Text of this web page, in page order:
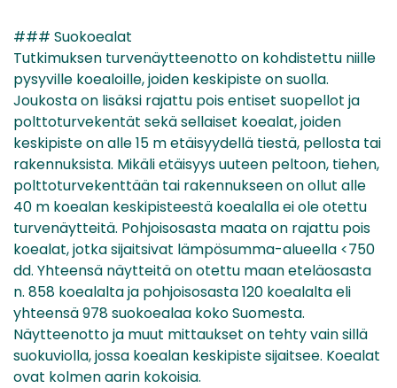
### Suokoealat
Tutkimuksen turvenäytteenotto on kohdistettu niille
pysyville koealoille, joiden keskipiste on suolla.
Joukosta on lisäksi rajattu pois entiset suopellot ja
polttoturvekentät sekä sellaiset koealat, joiden
keskipiste on alle 15 m etäisyydellä tiestä, pellosta tai
rakennuksista. Mikäli etäisyys uuteen peltoon, tiehen,
polttoturvekenttään tai rakennukseen on ollut alle
40 m koealan keskipisteestä koealalla ei ole otettu
turvenäytteitä. Pohjoisosasta maata on rajattu pois
koealat, jotka sijaitsivat lämpösumma-alueella <750
dd. Yhteensä näytteitä on otettu maan eteläosasta
n. 858 koealalta ja pohjoisosasta 120 koealalta eli
yhteensä 978 suokoealaa koko Suomesta.
Näytteenotto ja muut mittaukset on tehty vain sillä
suokuviolla, jossa koealan keskipiste sijaitsee. Koealat
ovat kolmen aarin kokoisia.